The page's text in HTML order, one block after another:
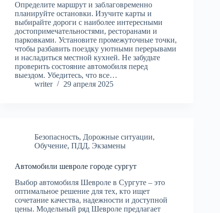
Определите маршрут и заблаговременно
планируйте остановки. Изучите карты и
выбирайте дороги с наиболее интересными
достопримечательностями, ресторанами и
парковками. Установите промежуточные точки,
чтобы разбавить поездку уютными перерывами
и насладиться местной кухней. Не забудьте
проверить состояние автомобиля перед
выездом. Убедитесь, что все…
writer
29 апреля 2025
Безопасность, Дорожные ситуации,
Обучение, ПДД, Экзамены
Автомобили шевроле городе сургут
Выбор автомобиля Шевроле в Сургуте – это
оптимальное решение для тех, кто ищет
сочетание качества, надежности и доступной
цены. Модельный ряд Шевроле предлагает